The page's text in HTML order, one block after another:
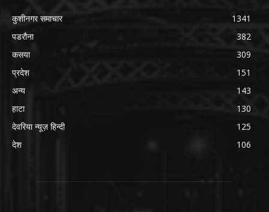
कुशीनगर समाचार
1341
पडरौना
382
कसया
309
प्रदेश
151
अन्य
143
हाटा
130
देवरिया न्यूज़ हिन्दी
125
देश
106